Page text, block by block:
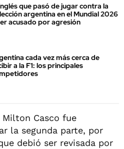
que pasó de jugar contra la
argentina en el Mundial 2026
acusado por agresión
cada vez más cerca de
a la F1: los principales
Casco fue
la segunda parte, por
debió ser revisada por